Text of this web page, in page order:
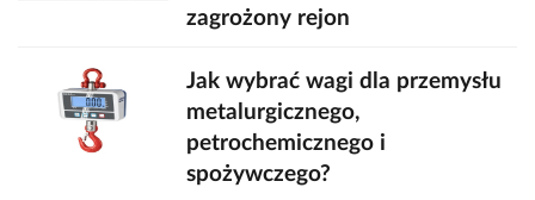
zagrożony rejon
Jak wybrać wagi dla przemysłu
metalurgicznego,
petrochemicznego i
spożywczego?